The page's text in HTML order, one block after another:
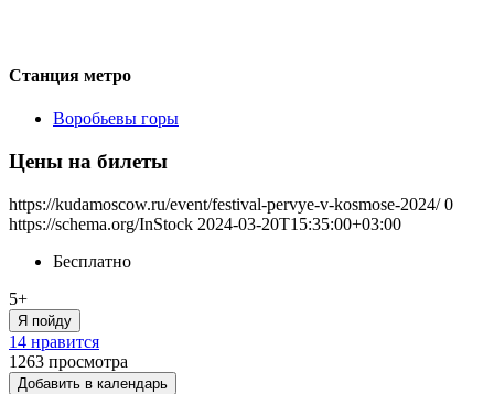
Станция метро
Воробьевы горы
Цены на билеты
https://kudamoscow.ru/event/festival-pervye-v-kosmose-2024/ 0
https://schema.org/InStock 2024-03-20T15:35:00+03:00
Бесплатно
5+
Я пойду
14 нравится
1263 просмотра
Добавить в календарь